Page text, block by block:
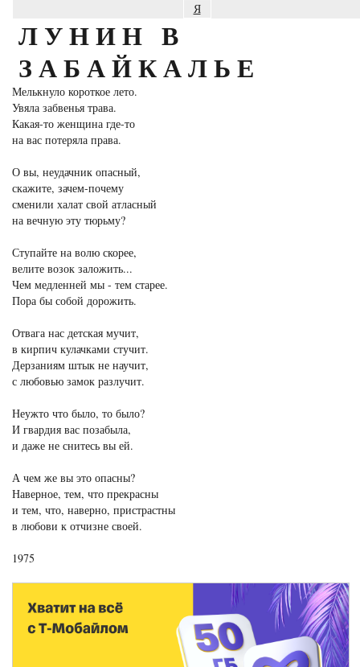
Я
ЛУНИН В
ЗАБАЙКАЛЬЕ
Мелькнуло короткое лето.
Увяла забвенья трава.
Какая-то женщина где-то
на вас потеряла права.
О вы, неудачник опасный,
скажите, зачем-почему
сменили халат свой атласный
на вечную эту тюрьму?
Ступайте на волю скорее,
велите возок заложить...
Чем медленней мы - тем старее.
Пора бы собой дорожить.
Отвага нас детская мучит,
в кирпич кулачками стучит.
Дерзаниям штык не научит,
с любовью замок разлучит.
Неужто что было, то было?
И гвардия вас позабыла,
и даже не снитесь вы ей.
А чем же вы это опасны?
Наверное, тем, что прекрасны
и тем, что, наверно, пристрастны
в любови к отчизне своей.
1975